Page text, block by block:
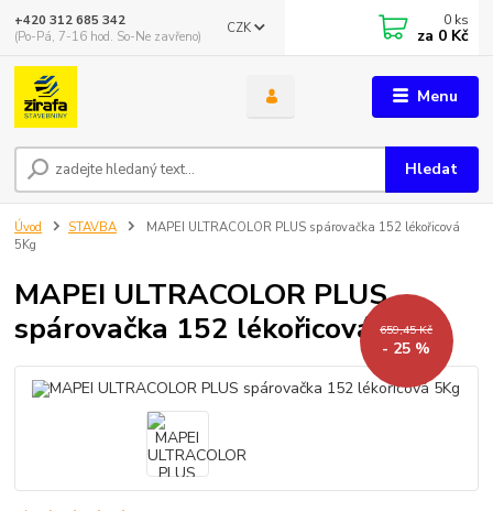
Menu
CZK
Hledat
+420 312 685 342
(Po-Pá, 7-16 hod. So-Ne zavřeno)
0 ks
za 0 Kč
Úvod STAVBA
MAPEI ULTRACOLOR PLUS spárovačka 152 lékořicová
5Kg
MAPEI ULTRACOLOR PLUS
spárovačka 152 lékořicová 5Kg
659,45 Kč
- 25 %